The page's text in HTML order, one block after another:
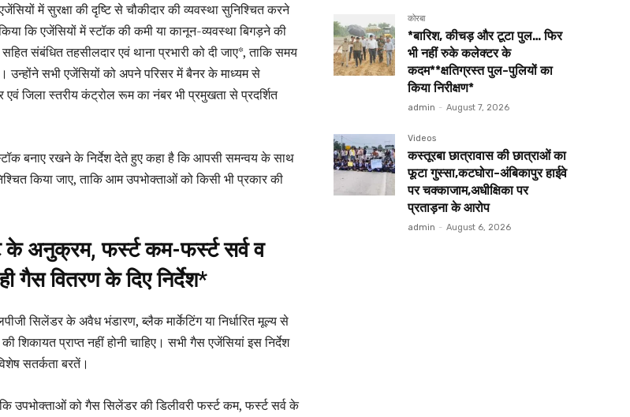
में सुरक्षा की दृष्टि से चौकीदार की व्यवस्था सुनिश्चित करने
किया कि एजेंसियों में स्टॉक की कमी या कानून-व्यवस्था बिगड़ने की
संबंधित तहसीलदार एवं थाना प्रभारी को दी जाए*, ताकि समय
उन्होंने सभी एजेंसियों को अपने परिसर में बैनर के माध्यम से
एवं जिला स्तरीय कंट्रोल रूम का नंबर भी प्रमुखता से प्रदर्शित
बनाए रखने के निर्देश देते हुए कहा है कि आपसी समन्वय के साथ
किया जाए, ताकि आम उपभोक्ताओं को किसी भी प्रकार की
अनुक्रम, फर्स्ट कम-फर्स्ट सर्व व
वितरण के दिए निर्देश*
सिलेंडर के अवैध भंडारण, ब्लैक मार्केटिंग या निर्धारित मूल्य से
शिकायत प्राप्त नहीं होनी चाहिए। सभी गैस एजेंसियां इस निर्देश
सतर्कता बरतें।
कि उपभोक्ताओं को गैस सिलेंडर की डिलीवरी फर्स्ट कम, फर्स्ट सर्व के
कोरबा
*बारिश, कीचड़ और टूटा पुल… फिर
भी नहीं रुके कलेक्टर के
कदम**क्षतिग्रस्त पुल-पुलियों का
किया निरीक्षण*
admin - August 7, 2026
Videos
कस्तूरबा छात्रावास की छात्राओं का
फूटा गुस्सा,कटघोरा-अंबिकापुर हाईवे
पर चक्काजाम,अधीक्षिका पर
प्रताड़ना के आरोप
admin - August 6, 2026